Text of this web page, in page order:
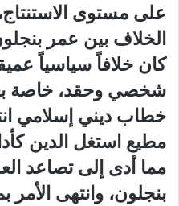
على مستوى
الخلاف بين عمر
كان خلافاً سياسياً
شخصي وحقد، خاصة
خطاب ديني إسلامي
مطيع استغل الدين
مما أدى إلى تصاعد
بنجلون، وانتهى الأمر